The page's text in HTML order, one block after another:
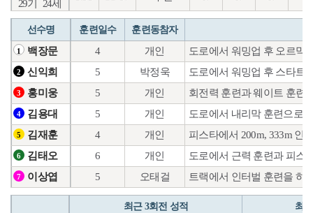
29기
24세
선수명 훈련일수 훈련동참자
1 백장문 4 개인 도로에서 워밍업 후 오르막
2 신익희 5 박정욱 도로에서 워밍업 후 스타트
3 홍미웅 5 개인 회전력 훈련과 웨이트 훈련
4 김용대 5 개인 도로에서 내리막 훈련으로
5 김재훈 4 개인 피스타에서 200m, 333m 인
6 김태오 6 개인 도로에서 근력 훈련과 피스
7 이상엽 5 오태걸 트랙에서 인터벌 훈련을 하
최근 3회전 성적 최